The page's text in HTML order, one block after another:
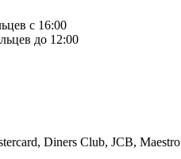
с 16:00
до 12:00
Diners Club, JCB, Maestro